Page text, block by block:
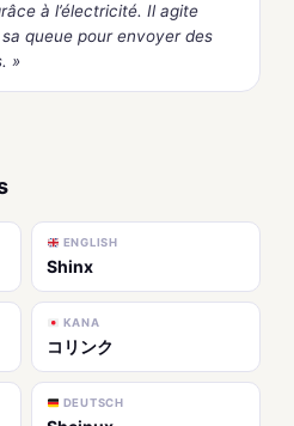
à l’électricité. Il agite
queue pour envoyer des
»
ENGLISH
Shinx
KANA
コリンク
DEUTSCH